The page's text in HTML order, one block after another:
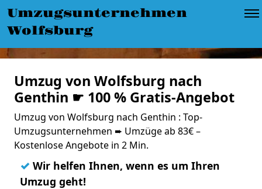
Umzugsunternehmen
Wolfsburg
Umzug von Wolfsburg nach
Genthin ☛ 100 % Gratis-Angebot
Umzug von Wolfsburg nach Genthin : Top-
Umzugsunternehmen ➨ Umzüge ab 83€ –
Kostenlose Angebote in 2 Min.
✓ Wir helfen Ihnen, wenn es um Ihren
Umzug geht!